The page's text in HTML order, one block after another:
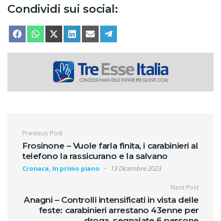
Condividi sui social:
SHARE ON
FACEBOOKSHARE ON
WHATSAPPSHARE ON
X (TWITTER)
SHARE ON
LINKEDINSHARE ON
EMAIL
Navigazione articoli
Previous Post
Frosinone – Vuole farla finita, i carabinieri al
telefono la rassicurano e la salvano
Cronaca, In primo piano 13 Dicembre 2023
Next Post
Anagni – Controlli intensificati in vista delle
feste: carabinieri arrestano 43enne per